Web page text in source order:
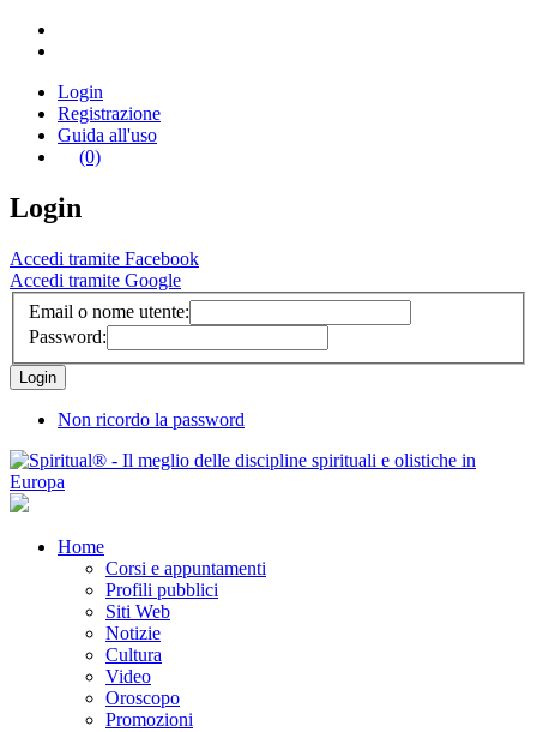
Login
Registrazione
Guida all'uso
(0)
Login
Accedi tramite Facebook
Accedi tramite Google
Email o nome utente:
Password:
Non ricordo la password
Home
Corsi e appuntamenti
Profili pubblici
Siti Web
Notizie
Cultura
Video
Oroscopo
Promozioni